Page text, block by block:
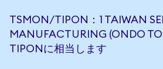
TSMON/TIPON：1 TAIWAN
MANUFACTURING (ONDO
TIPONに相当します